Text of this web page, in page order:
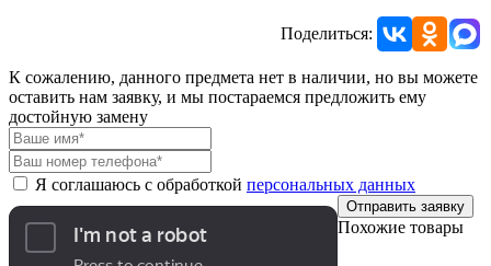
Поделиться:
К сожалению, данного предмета нет в наличии, но вы можете
оставить нам заявку, и мы постараемся предложить ему
достойную замену
Я соглашаюсь с обработкой персональных данных
Отправить заявку
Похожие товары